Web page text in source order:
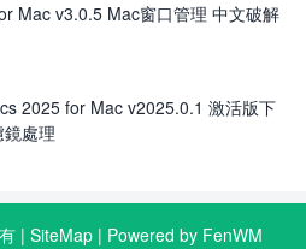
Mac v3.0.5 Mac窗口管理 中文破解
2025 for Mac v2025.0.1 激活版下
處理
| SiteMap | Powered by FenWM